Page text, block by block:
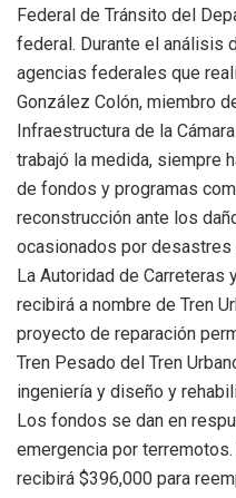
Federal de Tránsito del
federal. Durante el análisis
agencias federales que
González Colón, miembro
Infraestructura de la
trabajó la medida, siempre
de fondos y programas
reconstrucción ante los
ocasionados por desastres
La Autoridad de Carreteras
recibirá a nombre de Tren
proyecto de reparación
Tren Pesado del Tren
ingeniería y diseño y
Los fondos se dan en
emergencia por
recibirá $396,000 para